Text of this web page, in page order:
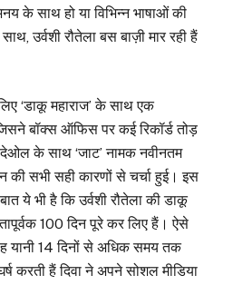
के साथ हो या विभिन्न भाषाओं की
उर्वशी रौतेला बस बाज़ी मार रही हैं
‘डाकू महाराज’ के साथ एक
बॉक्स ऑफिस पर कई रिकॉर्ड तोड़
के साथ ‘जाट’ नामक नवीनतम
की सभी सही कारणों से चर्चा हुई। इस
ये भी है कि उर्वशी रौतेला की डाकू
100 दिन पूरे कर लिए हैं। ऐसे
यानी 14 दिनों से अधिक समय तक
करती हैं दिवा ने अपने सोशल मीडिया